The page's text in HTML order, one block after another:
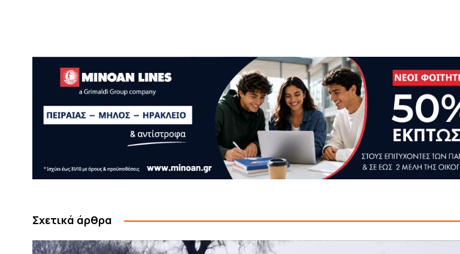
Σχετικά άρθρα